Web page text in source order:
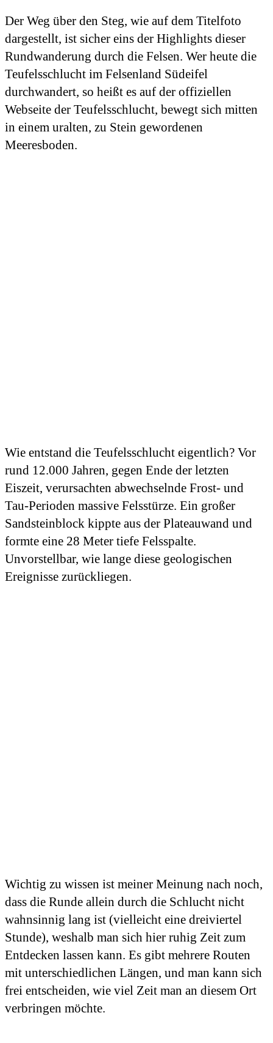
Der Weg über den Steg, wie auf dem Titelfoto
dargestellt, ist sicher eins der Highlights dieser
Rundwanderung durch die Felsen. Wer heute die
Teufelsschlucht im Felsenland Südeifel
durchwandert, so heißt es auf der offiziellen
Webseite der Teufelsschlucht, bewegt sich mitten
in einem uralten, zu Stein gewordenen
Meeresboden.
Wie entstand die Teufelsschlucht eigentlich? Vor
rund 12.000 Jahren, gegen Ende der letzten
Eiszeit, verursachten abwechselnde Frost- und
Tau-Perioden massive Felsstürze. Ein großer
Sandsteinblock kippte aus der Plateauwand und
formte eine 28 Meter tiefe Felsspalte.
Unvorstellbar, wie lange diese geologischen
Ereignisse zurückliegen.
Wichtig zu wissen ist meiner Meinung nach noch,
dass die Runde allein durch die Schlucht nicht
wahnsinnig lang ist (vielleicht eine dreiviertel
Stunde), weshalb man sich hier ruhig Zeit zum
Entdecken lassen kann. Es gibt mehrere Routen
mit unterschiedlichen Längen, und man kann sich
frei entscheiden, wie viel Zeit man an diesem Ort
verbringen möchte.